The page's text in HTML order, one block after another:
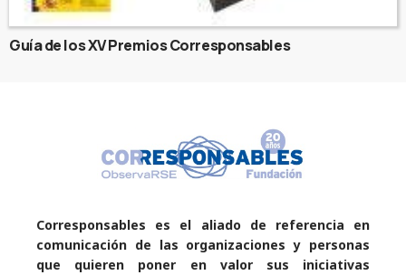
Guía de los XV Premios Corresponsables
Corresponsables es el aliado de referencia en
comunicación de las organizaciones y personas
que quieren poner en valor sus iniciativas